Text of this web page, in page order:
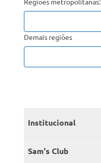
Demais regiões
Institucional
Quem somos
Sam's Club